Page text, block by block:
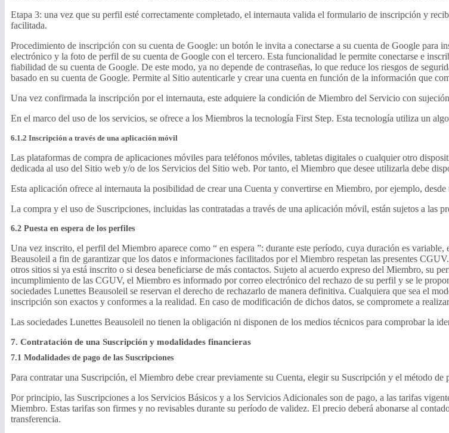
Etapa 3: una vez que su perfil esté correctamente completado, el internauta valida el formulario de inscripción y
facilitada.
Procedimiento de inscripción con su cuenta de Google: un botón le invita a conectarse a su cuenta de Google para
electrónico y la foto de perfil de su cuenta de Google con el tercero. Esta funcionalidad le permite conectarse e
fiabilidad de su cuenta de Google. De este modo, ya no depende de contraseñas, lo que reduce los riesgos de
basado en su cuenta de Google. Permite al Sitio autenticarle y crear una cuenta en función de la información que
Una vez confirmada la inscripción por el internauta, este adquiere la condición de Miembro del Servicio con
En el marco del uso de los servicios, se ofrece a los Miembros la tecnología First Step. Esta tecnología utiliza un
6.1.2 Inscripción a través de una aplicación móvil
Las plataformas de compra de aplicaciones móviles para teléfonos móviles, tabletas digitales o cualquier otro
dedicada al uso del Sitio web y/o de los Servicios del Sitio web. Por tanto, el Miembro que desee utilizarla debe
Esta aplicación ofrece al internauta la posibilidad de crear una Cuenta y convertirse en Miembro, por ejemplo,
La compra y el uso de Suscripciones, incluidas las contratadas a través de una aplicación móvil, están sujetos a las
6.2 Puesta en espera de los perfiles
Una vez inscrito, el perfil del Miembro aparece como “ en espera ”: durante este período, cuya duración es
Beausoleil a fin de garantizar que los datos e informaciones facilitados por el Miembro respetan las presentes
otros sitios si ya está inscrito o si desea beneficiarse de más contactos. Sujeto al acuerdo expreso del Miembro, su
incumplimiento de las CGUV, el Miembro es informado por correo electrónico del rechazo de su perfil y se le
sociedades Lunettes Beausoleil se reservan el derecho de rechazarlo de manera definitiva. Cualquiera que sea el
inscripción son exactos y conformes a la realidad. En caso de modificación de dichos datos, se compromete a
Las sociedades Lunettes Beausoleil no tienen la obligación ni disponen de los medios técnicos para comprobar la
7. Contratación de una Suscripción y modalidades financieras
7.1 Modalidades de pago de las Suscripciones
Para contratar una Suscripción, el Miembro debe crear previamente su Cuenta, elegir su Suscripción y el método de
Por principio, las Suscripciones a los Servicios Básicos y a los Servicios Adicionales son de pago, a las tarifas
Miembro. Estas tarifas son firmes y no revisables durante su período de validez. El precio deberá abonarse al
transferencia.